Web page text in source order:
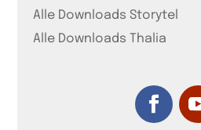
Alle Downloads Storytel
Alle Downloads Thalia